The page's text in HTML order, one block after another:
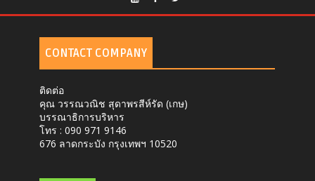
CONTACT COMPANY
ติดต่อ
คุณ วรรณวณิช สุดาพรสีห์รัด (เกษ)
บรรณาธิการบริหาร
โทร : 090 971 9146
676 ลาดกระบัง กรุงเทพฯ 10520